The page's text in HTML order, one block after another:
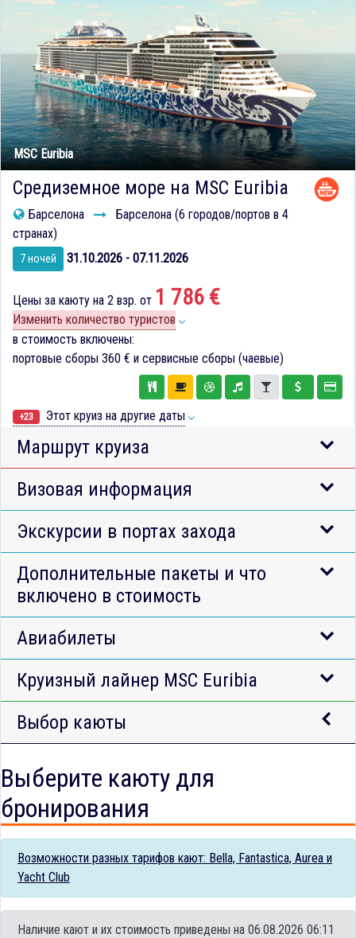
MSC Euribia
Средиземное море на MSC Euribia
Барселона
Барселона (6 городов/портов в 4
странах)
7 ночей 31.10.2026 - 07.11.2026
Цены за каюту на 2 взр. от 1 786 €
Изменить количество туристов
в стоимость включены:
портовые сборы 360 € и сервисные сборы (чаевые)
+23 Этот круиз на другие даты
Маршрут круиза
Визовая информация
Экскурсии в портах захода
Дополнительные пакеты и что
включено в стоимость
Авиабилеты
Круизный лайнер MSC Euribia
Выбор каюты
Выберите каюту для
бронирования
Возможности разных тарифов кают: Bella, Fantastica, Aurea и
Yacht Club
Наличие кают и их стоимость приведены на 06.08.2026 06:11